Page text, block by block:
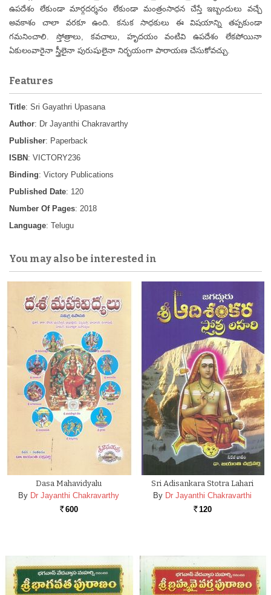
ఉపదేశం లేకుండా మార్గదర్శనం లేకుండా మంత్రంసాధన చేస్తే ఇబ్బందులు వచ్చే
అవకాశం చాలా వరకూ ఉంది. కనుక సాధకులు ఈ విషయాన్ని తప్పకుండా
గమనించాలి. స్తోత్రాలు, కవచాలు, హృదయం వంటివి ఉపదేశం లేకపోయినా
ఏకులంవారైనా స్త్రీలైనా పురుషులైనా నిర్భయంగా పారాయణ చేసుకోవచ్చు.
Features
Title: Sri Gayathri Upasana
Author: Dr Jayanthi Chakravarthy
Publisher: Paperback
ISBN : VICTORY236
Binding: Victory Publications
Published Date: 120
Number Of Pages: 2018
Language: Telugu
You may also be interested in
Dasa Mahavidyalu
By Dr Jayanthi Chakravarthy
Rs. 600
Sri Adisankara Stotra Lahari
By Dr Jayanthi Chakravarthi
Rs. 120